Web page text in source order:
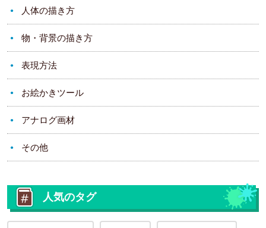
人体の描き方
物・背景の描き方
表現方法
お絵かきツール
アナログ画材
その他
人気のタグ